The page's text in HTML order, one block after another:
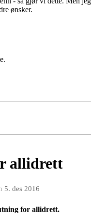
ønsker.
allidrett
5. des 2016
for allidrett.